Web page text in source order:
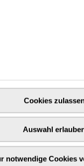
Cookies
Auswahl
notwendige Cookies